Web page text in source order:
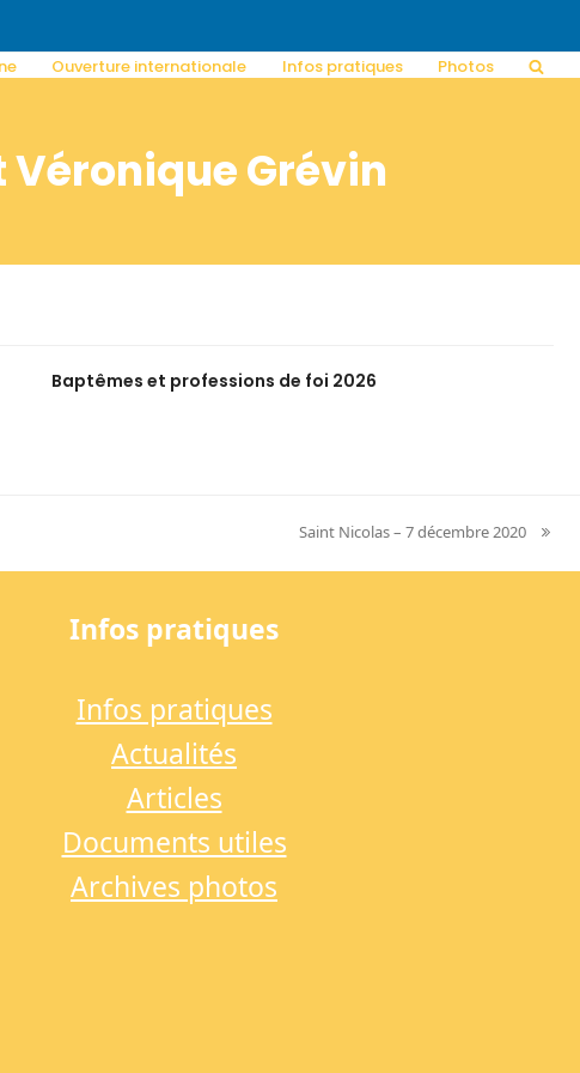
Ouverture internationale Infos pratiques Photos
Véronique Grévin
Baptêmes et professions de foi 2026
next
post:
Saint Nicolas – 7 décembre 2020
Infos pratiques
Infos pratiques
Actualités
Articles
Documents utiles
Archives photos